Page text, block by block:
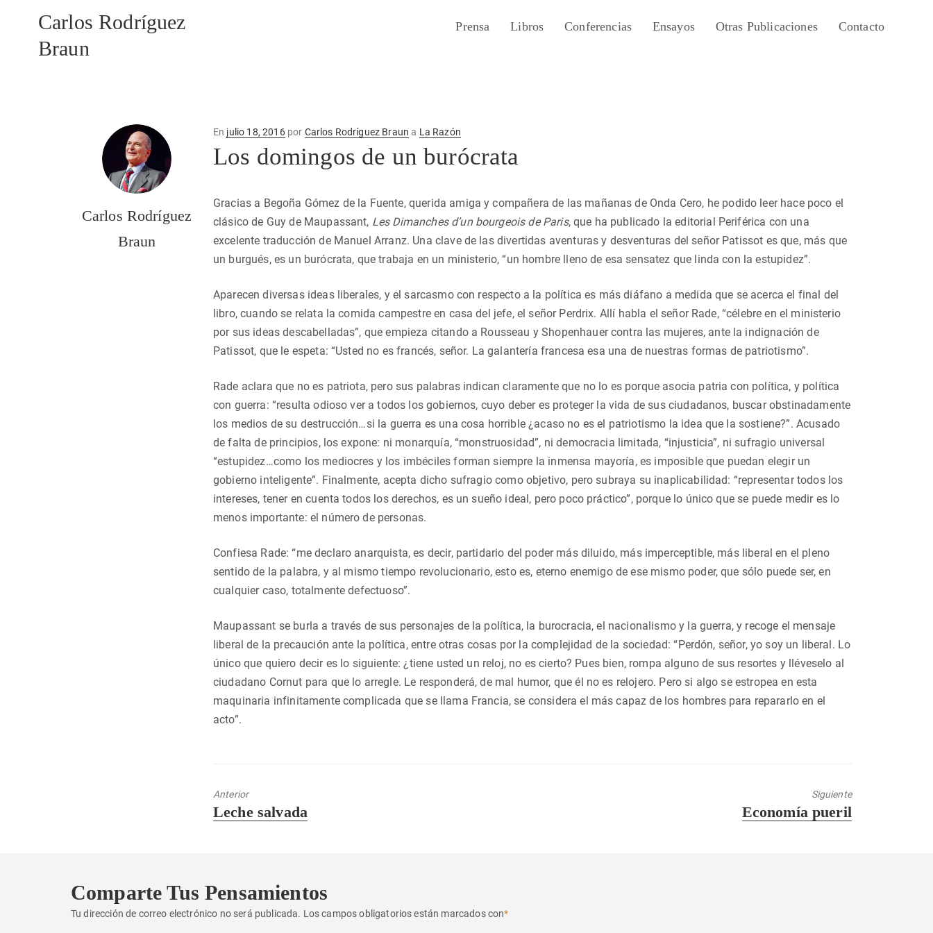
Carlos Rodríguez
Braun
Prensa Libros Conferencias Ensayos Otras Publicaciones Contacto
Carlos Rodríguez
Braun
En Publicado
julio 18, 2016por Carlos Rodríguez Braun a La Razón
Los domingos de un burócrata
Gracias a Begoña Gómez de la Fuente, querida amiga y compañera de las mañanas de Onda Cero, he podido leer hace poco el
clásico de Guy de Maupassant, Les Dimanches d’un bourgeois de Paris, que ha publicado la editorial Periférica con una
excelente traducción de Manuel Arranz. Una clave de las divertidas aventuras y desventuras del señor Patissot es que, más que
un burgués, es un burócrata, que trabaja en un ministerio, “un hombre lleno de esa sensatez que linda con la estupidez”.
Aparecen diversas ideas liberales, y el sarcasmo con respecto a la política es más diáfano a medida que se acerca el final del
libro, cuando se relata la comida campestre en casa del jefe, el señor Perdrix. Allí habla el señor Rade, “célebre en el ministerio
por sus ideas descabelladas”, que empieza citando a Rousseau y Shopenhauer contra las mujeres, ante la indignación de
Patissot, que le espeta: “Usted no es francés, señor. La galantería francesa esa una de nuestras formas de patriotismo”.
Rade aclara que no es patriota, pero sus palabras indican claramente que no lo es porque asocia patria con política, y política
con guerra: “resulta odioso ver a todos los gobiernos, cuyo deber es proteger la vida de sus ciudadanos, buscar obstinadamente
los medios de su destrucción…si la guerra es una cosa horrible ¿acaso no es el patriotismo la idea que la sostiene?”. Acusado
de falta de principios, los expone: ni monarquía, “monstruosidad”, ni democracia limitada, “injusticia”, ni sufragio universal
“estupidez…como los mediocres y los imbéciles forman siempre la inmensa mayoría, es imposible que puedan elegir un
gobierno inteligente”. Finalmente, acepta dicho sufragio como objetivo, pero subraya su inaplicabilidad: “representar todos los
intereses, tener en cuenta todos los derechos, es un sueño ideal, pero poco práctico”, porque lo único que se puede medir es lo
menos importante: el número de personas.
Confiesa Rade: “me declaro anarquista, es decir, partidario del poder más diluido, más imperceptible, más liberal en el pleno
sentido de la palabra, y al mismo tiempo revolucionario, esto es, eterno enemigo de ese mismo poder, que sólo puede ser, en
cualquier caso, totalmente defectuoso”.
Maupassant se burla a través de sus personajes de la política, la burocracia, el nacionalismo y la guerra, y recoge el mensaje
liberal de la precaución ante la política, entre otras cosas por la complejidad de la sociedad: “Perdón, señor, yo soy un liberal. Lo
único que quiero decir es lo siguiente: ¿tiene usted un reloj, no es cierto? Pues bien, rompa alguno de sus resortes y lléveselo al
ciudadano Cornut para que lo arregle. Le responderá, de mal humor, que él no es relojero. Pero si algo se estropea en esta
maquinaria infinitamente complicada que se llama Francia, se considera el más capaz de los hombres para repararlo en el
acto”.
Anterior
Entrada
Leche salvada
Siguiente
Entrada
Economía pueril
Comparte Tus Pensamientos
Tu dirección de correo electrónico no será publicada. Los campos obligatorios están marcados con*